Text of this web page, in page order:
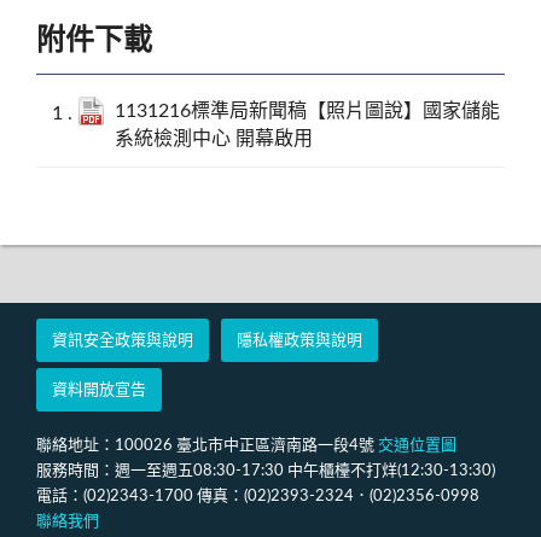
附件下載
1131216標準局新聞稿【照片圖說】國家儲能
系統檢測中心 開幕啟用
資訊安全政策與說明 隱私權政策與說明
資料開放宣告
聯絡地址：100026 臺北市中正區濟南路一段4號 交通位置圖
服務時間：週一至週五08:30-17:30 中午櫃檯不打烊(12:30-13:30)
電話：(02)2343-1700 傳真：(02)2393-2324．(02)2356-0998
聯絡我們